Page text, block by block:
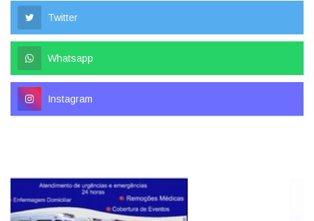
Twitter
Whatsapp
Instagram